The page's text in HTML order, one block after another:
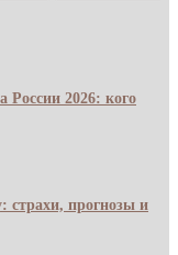
России 2026: кого
страхи, прогнозы и